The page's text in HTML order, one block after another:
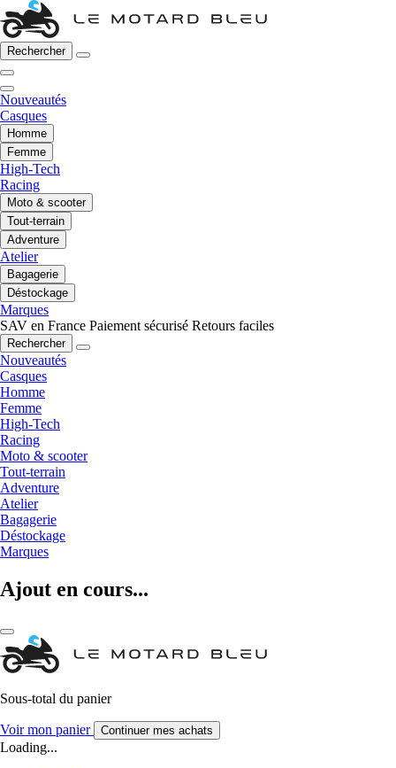
Rechercher
Nouveautés
Casques
Homme
Femme
High-Tech
Racing
Moto & scooter
Tout-terrain
Adventure
Atelier
Bagagerie
Déstockage
Marques
SAV en France Paiement sécurisé Retours faciles
Rechercher
Nouveautés
Casques
Homme
Femme
High-Tech
Racing
Moto & scooter
Tout-terrain
Adventure
Atelier
Bagagerie
Déstockage
Marques
Ajout en cours...
Sous-total du panier
Voir mon panier Continuer mes achats
Loading...